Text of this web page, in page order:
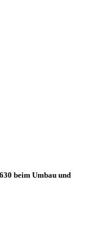
beim Umbau und